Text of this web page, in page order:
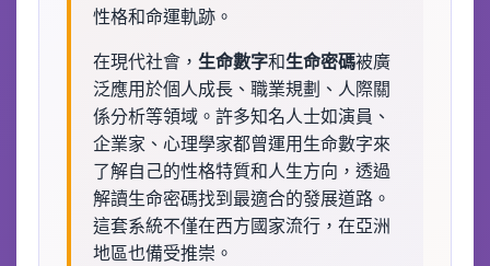
性格和命運軌跡。
在現代社會， 生命數字和生命密碼被廣
泛應用於個人成長、職業規劃、人際關
係分析等領域。許多知名人士如演員、
企業家、心理學家都曾運用生命數字來
了解自己的性格特質和人生方向，透過
解讀生命密碼找到最適合的發展道路。
這套系統不僅在西方國家流行，在亞洲
地區也備受推崇。